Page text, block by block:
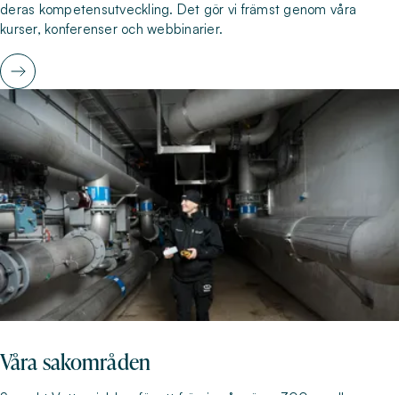
deras kompetensutveckling. Det gör vi främst genom våra
kurser, konferenser och webbinarier.
Våra sakområden